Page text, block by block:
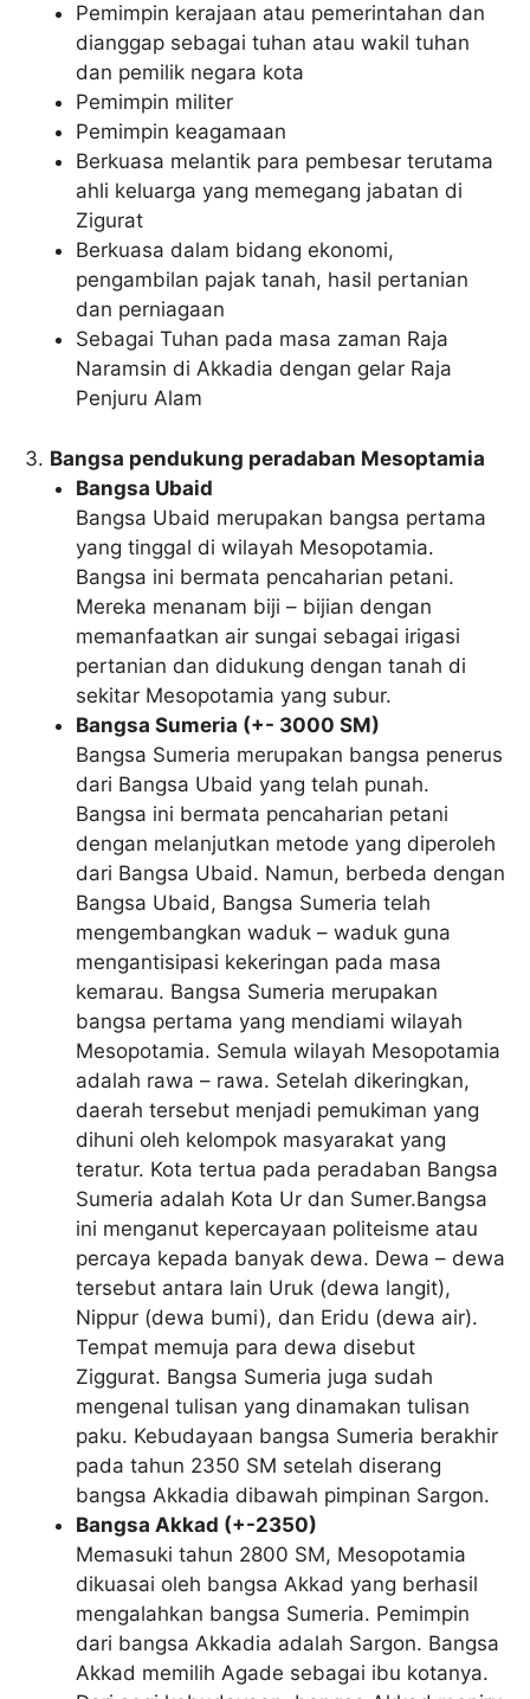
Pemimpin kerajaan atau pemerintahan dan
dianggap sebagai tuhan atau wakil tuhan
dan pemilik negara kota
Pemimpin militer
Pemimpin keagamaan
Berkuasa melantik para pembesar terutama
ahli keluarga yang memegang jabatan di
Zigurat
Berkuasa dalam bidang ekonomi,
pengambilan pajak tanah, hasil pertanian
dan perniagaan
Sebagai Tuhan pada masa zaman Raja
Naramsin di Akkadia dengan gelar Raja
Penjuru Alam
Bangsa pendukung peradaban Mesoptamia
Bangsa Ubaid
Bangsa Ubaid merupakan bangsa pertama
yang tinggal di wilayah Mesopotamia.
Bangsa ini bermata pencaharian petani.
Mereka menanam biji – bijian dengan
memanfaatkan air sungai sebagai irigasi
pertanian dan didukung dengan tanah di
sekitar Mesopotamia yang subur.
Bangsa Sumeria (+- 3000 SM)
Bangsa Sumeria merupakan bangsa penerus
dari Bangsa Ubaid yang telah punah.
Bangsa ini bermata pencaharian petani
dengan melanjutkan metode yang diperoleh
dari Bangsa Ubaid. Namun, berbeda dengan
Bangsa Ubaid, Bangsa Sumeria telah
mengembangkan waduk – waduk guna
mengantisipasi kekeringan pada masa
kemarau. Bangsa Sumeria merupakan
bangsa pertama yang mendiami wilayah
Mesopotamia. Semula wilayah Mesopotamia
adalah rawa – rawa. Setelah dikeringkan,
daerah tersebut menjadi pemukiman yang
dihuni oleh kelompok masyarakat yang
teratur. Kota tertua pada peradaban Bangsa
Sumeria adalah Kota Ur dan Sumer.Bangsa
ini menganut kepercayaan politeisme atau
percaya kepada banyak dewa. Dewa – dewa
tersebut antara lain Uruk (dewa langit),
Nippur (dewa bumi), dan Eridu (dewa air).
Tempat memuja para dewa disebut
Ziggurat. Bangsa Sumeria juga sudah
mengenal tulisan yang dinamakan tulisan
paku. Kebudayaan bangsa Sumeria berakhir
pada tahun 2350 SM setelah diserang
bangsa Akkadia dibawah pimpinan Sargon.
Bangsa Akkad (+-2350)
Memasuki tahun 2800 SM, Mesopotamia
dikuasai oleh bangsa Akkad yang berhasil
mengalahkan bangsa Sumeria. Pemimpin
dari bangsa Akkadia adalah Sargon. Bangsa
Akkad memilih Agade sebagai ibu kotanya.